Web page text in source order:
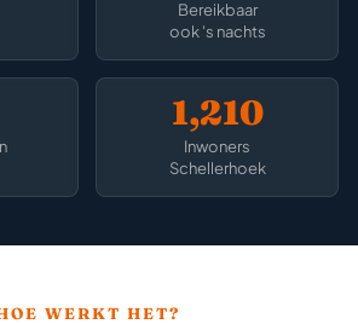
Bereikbaar
ook 's nachts
1,210
Inwoners
Schellerhoek
WERKT HET?